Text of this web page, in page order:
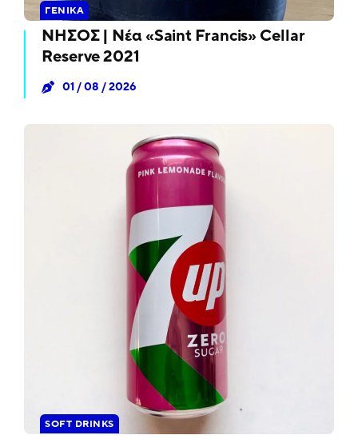
ΓΕΝΙΚΆ
ΝΗΣΟΣ | Νέα «Saint Francis» Cellar
Reserve 2021
01 / 08 / 2026
SOFT DRINKS